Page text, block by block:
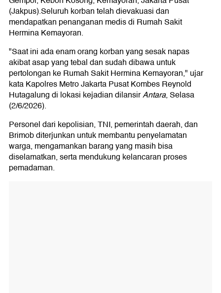
(Jakpus).Seluruh korban telah dievakuasi dan
mendapatkan penanganan medis di Rumah Sakit
Hermina Kemayoran.
"Saat ini ada enam orang korban yang sesak napas
akibat asap yang tebal dan sudah dibawa untuk
pertolongan ke Rumah Sakit Hermina Kemayoran," ujar
kata Kapolres Metro Jakarta Pusat Kombes Reynold
Hutagalung di lokasi kejadian dilansirAntara, Selasa
(2/6/2026).
Personel dari kepolisian, TNI, pemerintah daerah, dan
Brimob diterjunkan untuk membantu penyelamatan
warga, mengamankan barang yang masih bisa
diselamatkan, serta mendukung kelancaran proses
pemadaman.